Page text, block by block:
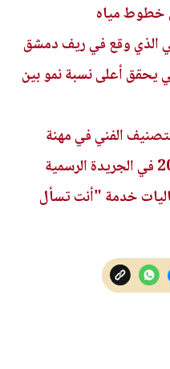
خطوط مياه
الذي وقع في ريف دمشق
يحقق أعلى نسبة نمو بين
الفني في مهنة
خدمة "أنت تسأل